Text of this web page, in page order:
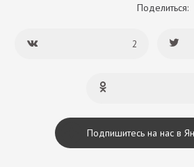
Поделиться:
2
Подпишитесь на нас в